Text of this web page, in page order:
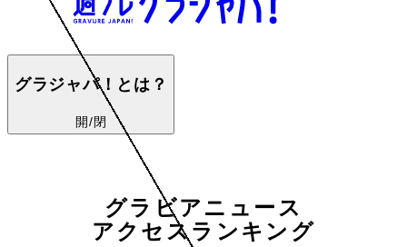
グラジャパ！とは？
開/閉
グラビアニュース
アクセスランキング